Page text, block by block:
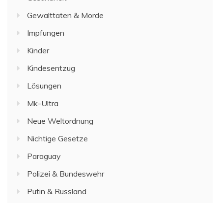
Gewalttaten & Morde
Impfungen
Kinder
Kindesentzug
Lösungen
Mk-Ultra
Neue Weltordnung
Nichtige Gesetze
Paraguay
Polizei & Bundeswehr
Putin & Russland